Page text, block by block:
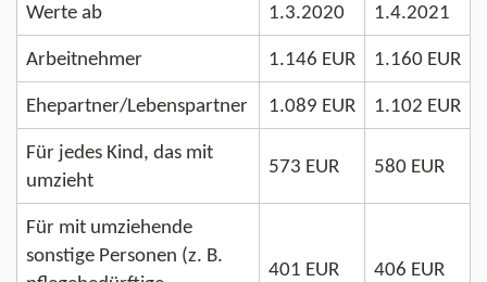
Werte ab 1.3.2020 1.4.2021
Arbeitnehmer 1.146 EUR 1.160 EUR
Ehepartner/Lebenspartner 1.089 EUR 1.102 EUR
Für jedes Kind, das mit
umzieht
573 EUR 580 EUR
Für mit umziehende
sonstige Personen (z. B.
401 EUR 406 EUR